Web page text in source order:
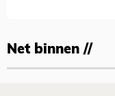
Net binnen //